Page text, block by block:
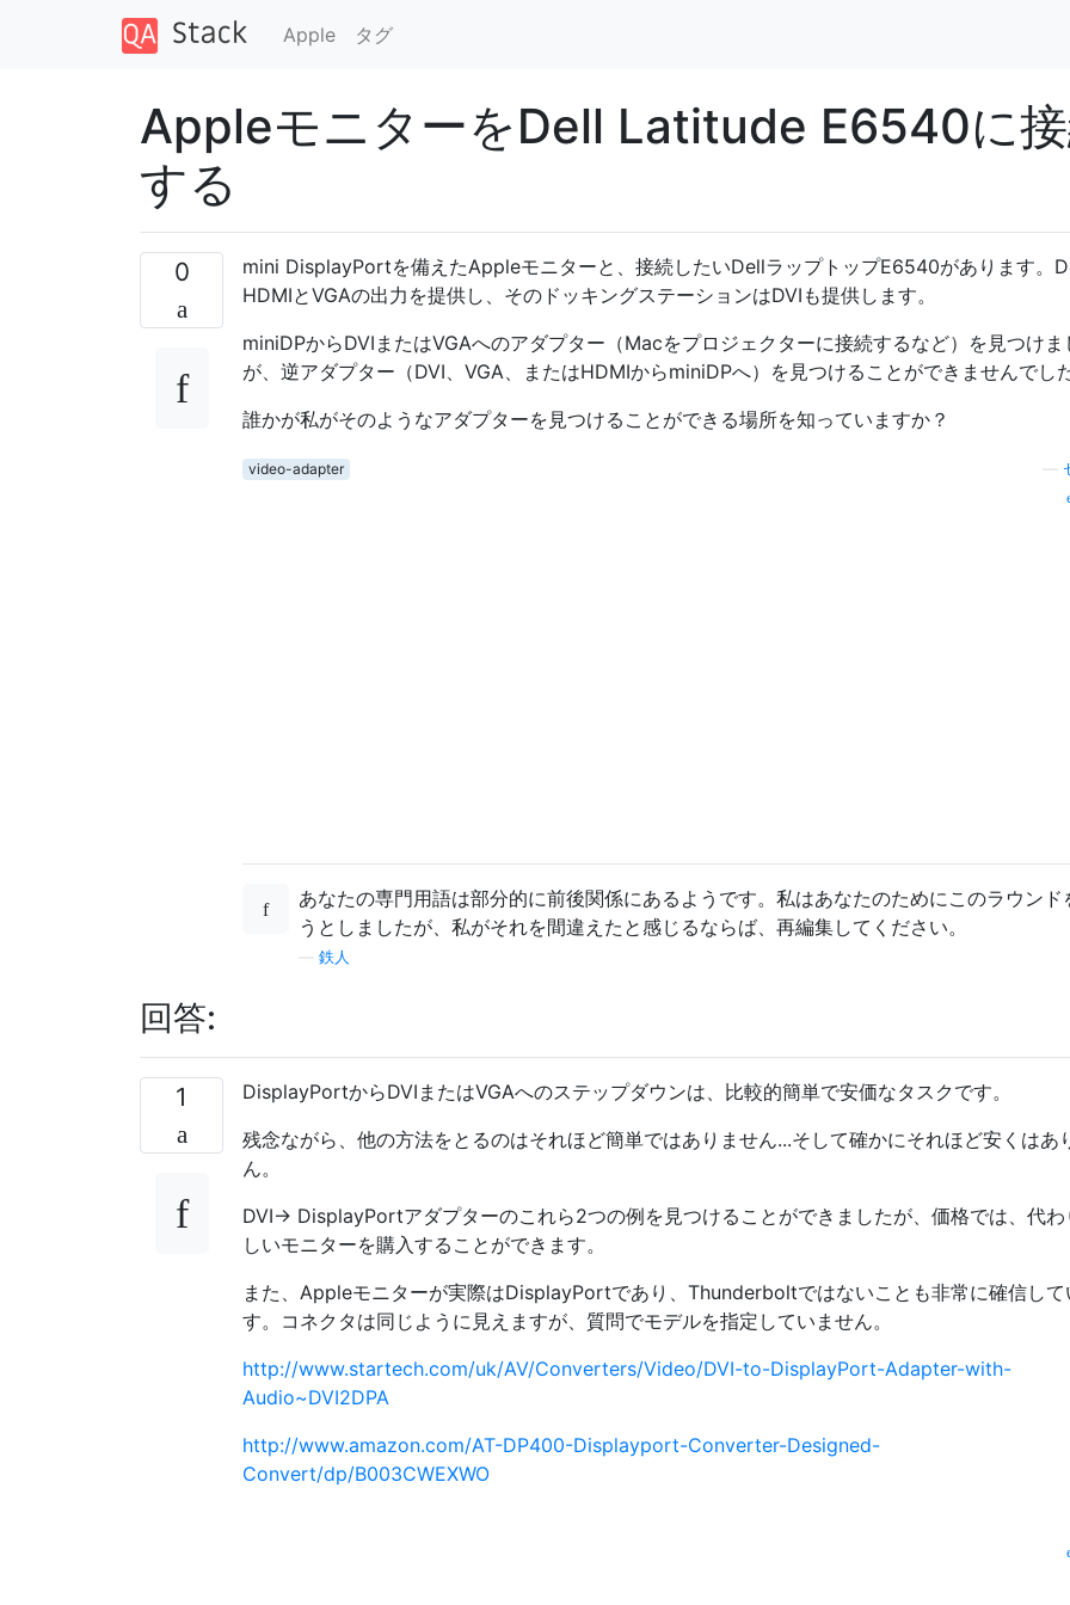
Apple タグ
AppleモニターをDell Latitude E6540に
する
0
mini DisplayPortを備えたAppleモニターと、接続したいDellラップトップE6540があります。
HDMIとVGAの出力を提供し、そのドッキングステーションはDVIも提供します。
miniDPからDVIまたはVGAへのアダプター（Macをプロジェクターに接続するなど）を見つけま
が、逆アダプター（DVI、VGA、またはHDMIからminiDPへ）を見つけることができませんでし
誰かが私がそのようなアダプターを見つけることができる場所を知っていますか？
video-adapter
あなたの専門用語は部分的に前後関係にあるようです。私はあなたのためにこのラウンド
うとしましたが、私がそれを間違えたと感じるならば、再編集してください。
鉄人
回答:
1
DisplayPortからDVIまたはVGAへのステップダウンは、比較的簡単で安価なタスクです。
残念ながら、他の方法をとるのはそれほど簡単ではありません...そして確かにそれほど安くはあ
ん。
DVI-> DisplayPortアダプターのこれら2つの例を見つけることができましたが、価格では、代わ
しいモニターを購入することができます。
また、Appleモニターが実際はDisplayPortであり、Thunderboltではないことも非常に確信して
す。コネクタは同じように見えますが、質問でモデルを指定していません。
http://www.startech.com/uk/AV/Converters/Video/DVI-to-DisplayPort-Adapter-with-
Audio~DVI2DPA
http://www.amazon.com/AT-DP400-Displayport-Converter-Designed-
Convert/dp/B003CWEXWO